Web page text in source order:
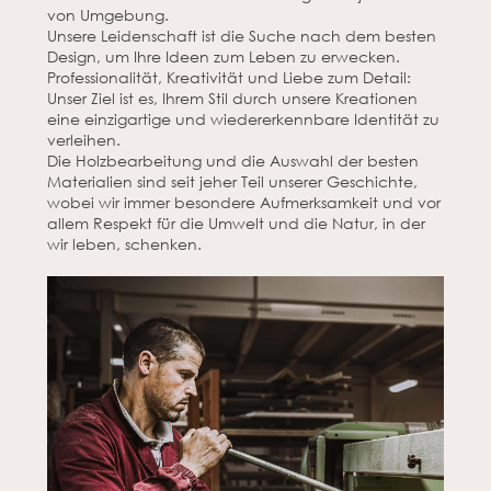
von Umgebung.
Unsere Leidenschaft ist die Suche nach dem besten
Design, um Ihre Ideen zum Leben zu erwecken.
Professionalität, Kreativität und Liebe zum Detail:
Unser Ziel ist es, Ihrem Stil durch unsere Kreationen
eine einzigartige und wiedererkennbare Identität zu
verleihen.
Die Holzbearbeitung und die Auswahl der besten
Materialien sind seit jeher Teil unserer Geschichte,
wobei wir immer besondere Aufmerksamkeit und vor
allem Respekt für die Umwelt und die Natur, in der
wir leben, schenken.